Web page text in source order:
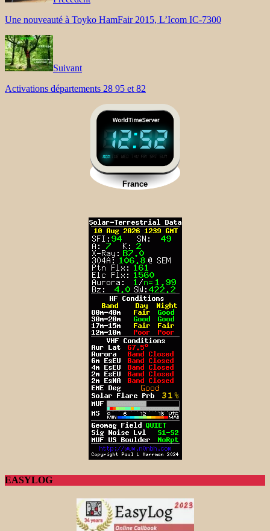
Une nouveauté à Toyko HamFair 2015, L’Icom IC-7300
Suivant
Activations départements 28 95 et 82
EASYLOG